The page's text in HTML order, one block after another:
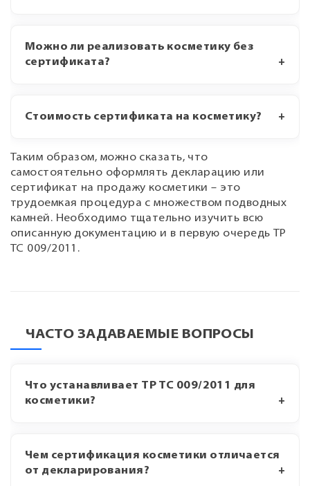
Можно ли реализовать косметику без
сертификата?
Стоимость сертификата на косметику?
Таким образом, можно сказать, что
самостоятельно оформлять декларацию или
сертификат на продажу косметики – это
трудоемкая процедура с множеством подводных
камней. Необходимо тщательно изучить всю
описанную документацию и в первую очередь ТР
ТС 009/2011.
ЧАСТО ЗАДАВАЕМЫЕ ВОПРОСЫ
Что устанавливает ТР ТС 009/2011 для
косметики?
Чем сертификация косметики отличается
от декларирования?